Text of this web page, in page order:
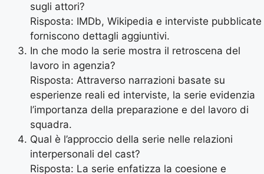
sugli attori?
Risposta: IMDb, Wikipedia e interviste pubblicate
forniscono dettagli aggiuntivi.
In che modo la serie mostra il retroscena del
lavoro in agenzia?
Risposta: Attraverso narrazioni basate su
esperienze reali ed interviste, la serie evidenzia
l’importanza della preparazione e del lavoro di
squadra.
Qual è l’approccio della serie nelle relazioni
interpersonali del cast?
Risposta: La serie enfatizza la coesione e